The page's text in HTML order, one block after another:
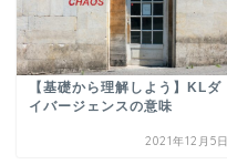
【基礎から理解しよう】KLダ
イバージェンスの意味
2021年12月5日